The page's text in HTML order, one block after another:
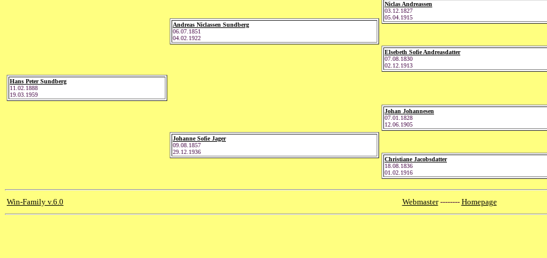
Hans Peter Sundberg
11.02.1888
19.03.1959
Andreas Niclassen Sundberg
06.07.1851
04.02.1922
Johanne Sofie Jager
09.08.1857
29.12.1936
Niclas Andreassen
03.12.1827
05.04.1915
Elsebeth Sofie Andreasdatter
07.08.1830
02.12.1913
Johan Johannesen
07.01.1828
12.06.1905
Christiane Jacobsdatter
18.08.1836
01.02.1916
Win-Family v.6.0 Webmaster-------- Homepage